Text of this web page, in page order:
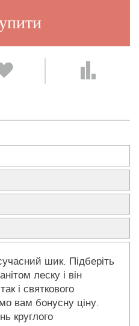
шик. Підберіть
леску і він
і святкового
вам бонусну ціну.
круглого